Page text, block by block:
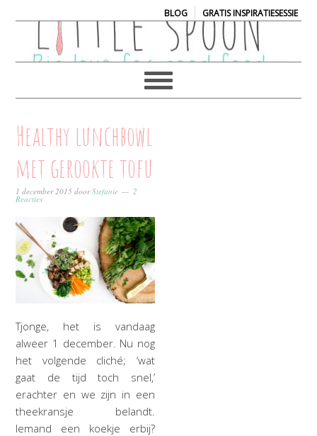
BLOG| GRATIS INSPIRATIESESSIE
Healthy lunchbowl
met gerookte tofu
1 december 2015 doorStefanie 2
Reacties
Tjonge, het is vandaag
alweer 1 december. Nu nog
het volgende cliché; ‘wat
gaat de tijd toch snel,’
erachter en we zijn in een
theekransje belandt.
Iemand een koekje erbij?